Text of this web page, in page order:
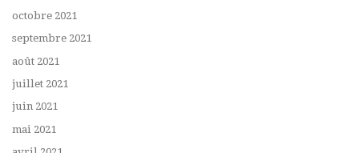
octobre 2021
septembre 2021
août 2021
juillet 2021
juin 2021
mai 2021